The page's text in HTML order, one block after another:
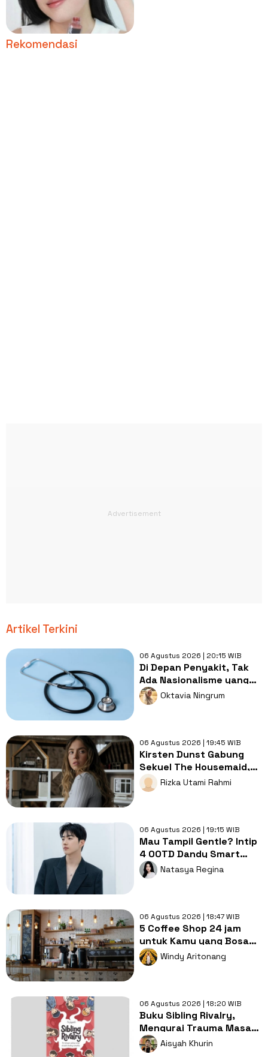
Rekomendasi
Artikel Terkini
06 Agustus 2026 | 20:15 WIB
Di Depan Penyakit, Tak
Ada Nasionalisme yang
Lebih Penting dari
Kesembuhan
Oktavia Ningrum
06 Agustus 2026 | 19:45 WIB
Kirsten Dunst Gabung
Sekuel The Housemaid,
Intip Sinopsis dan Jadwal
Tayang
Rizka Utami Rahmi
06 Agustus 2026 | 19:15 WIB
Mau Tampil Gentle? Intip
4 OOTD Dandy Smart
Casual ala Kang Hoon
Natasya Regina
06 Agustus 2026 | 18:47 WIB
5 Coffee Shop 24 jam
untuk Kamu yang Bosan
Nugas di Kos
Windy Aritonang
06 Agustus 2026 | 18:20 WIB
Buku Sibling Rivalry,
Mengurai Trauma Masa
Kecil dan Persaingan
Antarsaudara
Aisyah Khurin